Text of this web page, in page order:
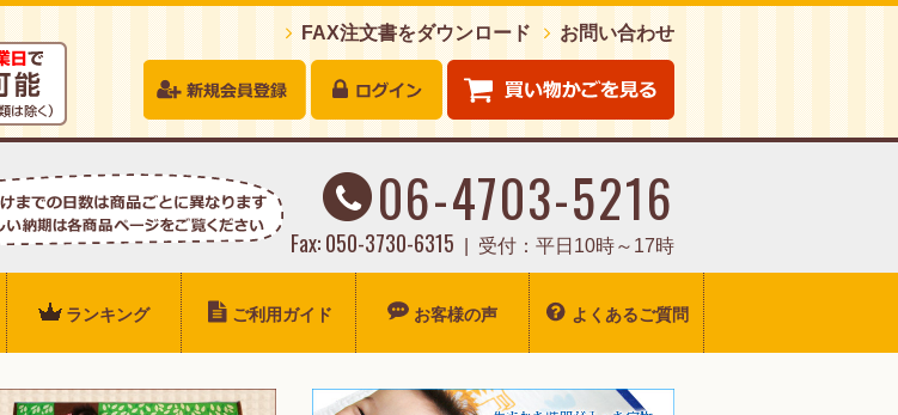
FAX注文書をダウンロード お問い合わせ
06-4703-5216
Fax: 050-3730-6315 受付：平日10時～17時
ランキング ご利用ガイド お客様の声 よくあるご質問